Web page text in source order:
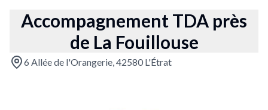
Accompagnement TDA près
de La Fouillouse
6 Allée de l'Orangerie, 42580 L'Étrat